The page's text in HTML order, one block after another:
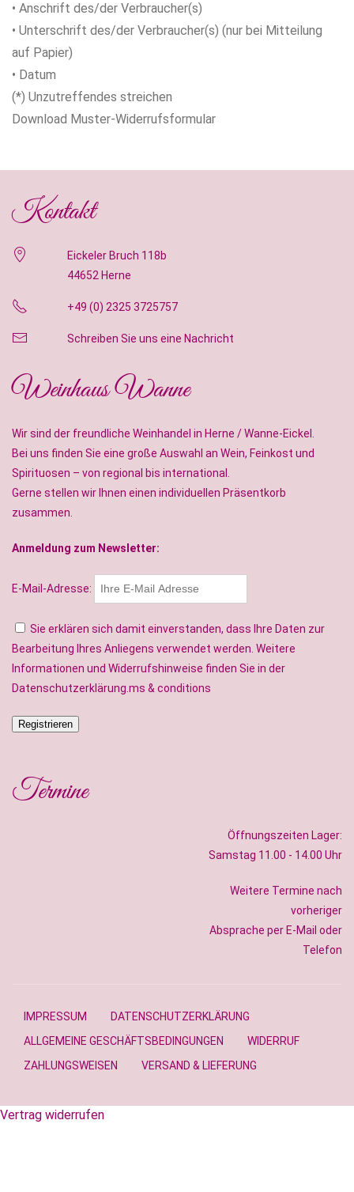
• Anschrift des/der Verbraucher(s)
• Unterschrift des/der Verbraucher(s) (nur bei Mitteilung
auf Papier)
• Datum
(*) Unzutreffendes streichen
Download Muster-Widerrufsformular
Kontakt
Eickeler Bruch 118b
44652 Herne
+49 (0) 2325 3725757
Schreiben Sie uns eine Nachricht
Weinhaus Wanne
Wir sind der freundliche Weinhandel in Herne / Wanne-Eickel.
Bei uns finden Sie eine große Auswahl an Wein, Feinkost und
Spirituosen – von regional bis international.
Gerne stellen wir Ihnen einen individuellen Präsentkorb
zusammen.
Anmeldung zum Newsletter:
E-Mail-Adresse:
Sie erklären sich damit einverstanden, dass Ihre Daten zur
Bearbeitung Ihres Anliegens verwendet werden. Weitere
Informationen und Widerrufshinweise finden Sie in der
Datenschutzerklärung.ms & conditions
Termine
Öffnungszeiten Lager:
Samstag 11.00 - 14.00 Uhr
Weitere Termine nach
vorheriger
Absprache per E-Mail oder
Telefon
IMPRESSUM
DATENSCHUTZERKLÄRUNG
ALLGEMEINE GESCHÄFTSBEDINGUNGEN
WIDERRUF
ZAHLUNGSWEISEN
VERSAND & LIEFERUNG
Vertrag widerrufen